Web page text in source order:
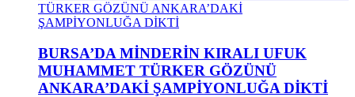
BURSA’DA MİNDERİN KIRALI UFUK
MUHAMMET TÜRKER GÖZÜNÜ
ANKARA’DAKİ ŞAMPİYONLUĞA DİKTİ